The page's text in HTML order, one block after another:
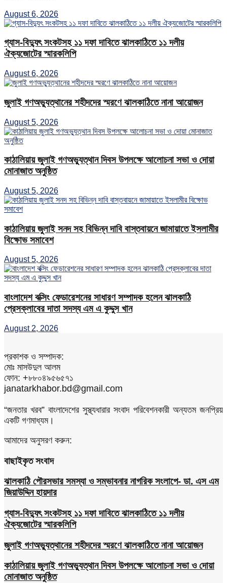
August 6, 2026
গ্যাস-বিদ্যুৎ সংকটসহ ১১ দফা দাবিতে ঝালকাঠিতে ১১ দলীয়
ঐক্যজোটের স্মারকলিপি
August 6, 2026
জুলাই গণঅভ্যুত্থানের শহীদদের স্মরণে ঝালকাঠিতে নানা আয়োজন
August 5, 2026
কাঠালিয়ায় জুলাই গণঅভ্যুত্থান দিবস উপলক্ষে আলোচনা সভা ও দোয়া
মোনাজাত অনুষ্ঠিত
August 5, 2026
কাঠালিয়ায় জুলাই সনদ সহ বিভিন্ন দাবি বাস্তবায়নে জামায়াতে ইসলামীর
বিক্ষোভ সমাবেশ
August 5, 2026
বাংলাদেশ বক্সিং ফেডারেশনের সাধারণ সম্পাদক হলেন ঝালকাঠি
প্রেসক্লাবের দাতা সদস্য এম এ কুদ্দুস খান
August 2, 2026
প্রকাশক ও সম্পাদক:
মোঃ মাসউদুল আলম
ফোন: +৮৮০৪৯৫৬৫৭১
janatarkhabor.bd@gmail.com
“জনতার খরব” বাংলাদেশের সুস্থ্যধারার সংবাদ পরিবেশনকারী অন্যতম জনপ্রিয়
একটি গণমাধ্যম।
আমাদের অনুসরণ করুন:
বাছাইকৃত সংবাদ
ঝালকাঠি পৌরসভার সমস্যা ও সম্ভাবনার নাগরিক সংলাপে- ডা. এস এম
জিয়াউদ্দিন হায়দার
গ্যাস-বিদ্যুৎ সংকটসহ ১১ দফা দাবিতে ঝালকাঠিতে ১১ দলীয়
ঐক্যজোটের স্মারকলিপি
জুলাই গণঅভ্যুত্থানের শহীদদের স্মরণে ঝালকাঠিতে নানা আয়োজন
কাঠালিয়ায় জুলাই গণঅভ্যুত্থান দিবস উপলক্ষে আলোচনা সভা ও দোয়া
মোনাজাত অনুষ্ঠিত